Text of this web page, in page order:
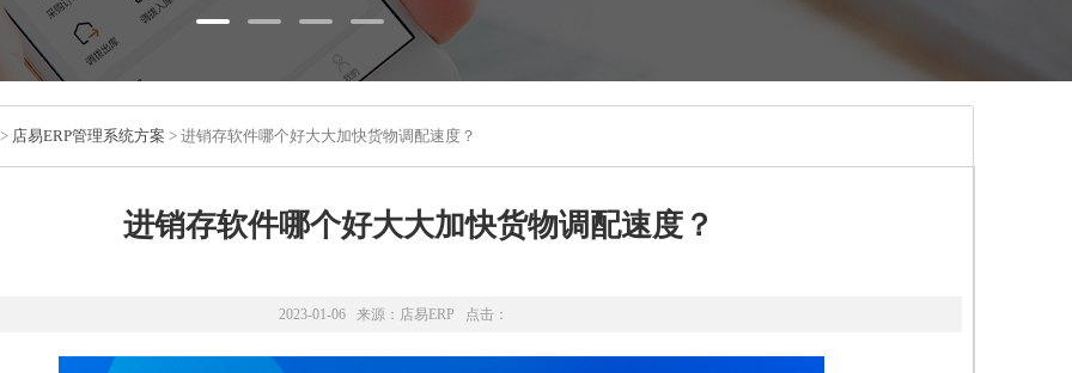
店易ERP管理系统方案 > 进销存软件哪个好大大加快货物调配速度？
进销存软件哪个好大大加快货物调配速度？
2023-01-06 来源： 店易ERP 点击：